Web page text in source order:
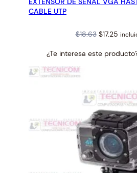
CABLE UTP
$18.63 Original
was:
$17.25
is:
¿Te interesa este